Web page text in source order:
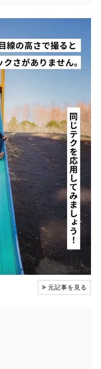
▶元記事を見る